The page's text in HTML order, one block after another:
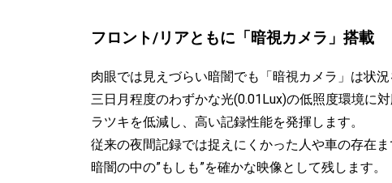
フロント/リアともに「暗視カメラ」搭載
肉眼では見えづらい暗闇でも「暗視カメラ」は状況
三日月程度のわずかな光(0.01Lux)の低照度環境に
ラツキを低減し、高い記録性能を発揮します。
従来の夜間記録では捉えにくかった人や車の存在ま
暗闇の中の”もしも”を確かな映像として残します。